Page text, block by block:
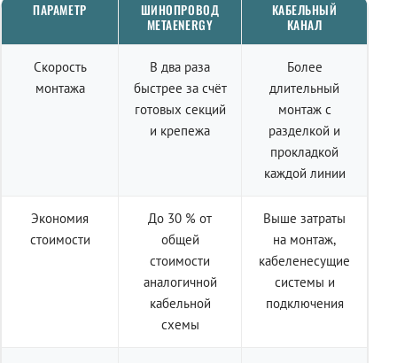
ПАРАМЕТР
ШИНОПРОВОД
METAENERGY
КАБЕЛЬНЫЙ
КАНАЛ
Скорость
монтажа
В два раза
быстрее за счёт
готовых секций
и крепежа
Более
длительный
монтаж с
разделкой и
прокладкой
каждой линии
Экономия
стоимости
До 30 % от
общей
стоимости
аналогичной
кабельной
схемы
Выше затраты
на монтаж,
кабеленесущие
системы и
подключения